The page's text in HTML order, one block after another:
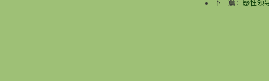
下一篇： 感性领